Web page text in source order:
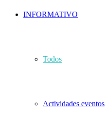
INFORMATIVO
Todos
Actividades eventos